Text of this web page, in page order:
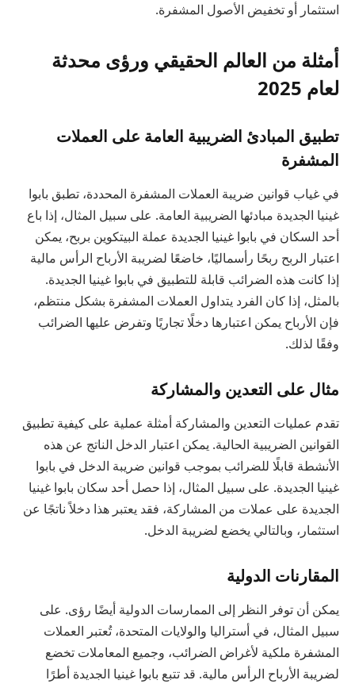
استثمار أو تخفيض الأصول المشفرة.
أمثلة من العالم الحقيقي ورؤى محدثة
لعام 2025
تطبيق المبادئ الضريبية العامة على العملات
المشفرة
في غياب قوانين ضريبة العملات المشفرة المحددة، تطبق بابوا
غينيا الجديدة مبادئها الضريبية العامة. على سبيل المثال، إذا باع
أحد السكان في بابوا غينيا الجديدة عملة البيتكوين بربح، يمكن
اعتبار الربح ربحًا رأسماليًا، خاضعًا لضريبة الأرباح الرأس مالية
إذا كانت هذه الضرائب قابلة للتطبيق في بابوا غينيا الجديدة.
بالمثل، إذا كان الفرد يتداول العملات المشفرة بشكل منتظم،
فإن الأرباح يمكن اعتبارها دخلًا تجاريًا وتفرض عليها الضرائب
وفقًا لذلك.
مثال على التعدين والمشاركة
تقدم عمليات التعدين والمشاركة أمثلة عملية على كيفية تطبيق
القوانين الضريبية الحالية. يمكن اعتبار الدخل الناتج عن هذه
الأنشطة قابلًا للضرائب بموجب قوانين ضريبة الدخل في بابوا
غينيا الجديدة. على سبيل المثال، إذا حصل أحد سكان بابوا غينيا
الجديدة على عملات من المشاركة، فقد يعتبر هذا دخلاً ناتجًا عن
استثمار، وبالتالي يخضع لضريبة الدخل.
المقارنات الدولية
يمكن أن توفر النظر إلى الممارسات الدولية أيضًا رؤى. على
سبيل المثال، في أستراليا والولايات المتحدة، تُعتبر العملات
المشفرة ملكية لأغراض الضرائب، وجميع المعاملات تخضع
لضريبة الأرباح الرأس مالية. قد تتبع بابوا غينيا الجديدة أطرًا